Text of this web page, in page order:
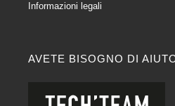
AVETE BISOGNO DI
Informazioni legali